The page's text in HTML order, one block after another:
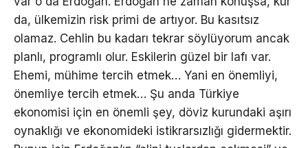
da, ülkemizin risk primi de artıyor. Bu kasıtsız
olamaz. Cehlin bu kadarı tekrar söylüyorum ancak
planlı, programlı olur. Eskilerin güzel bir lafı var.
Ehemi, mühime tercih etmek… Yani en önemliyi,
önemliye tercih etmek… Şu anda Türkiye
ekonomisi için en önemli şey, döviz kurundaki aşırı
oynaklığı ve ekonomideki istikrarsızlığı gidermektir.